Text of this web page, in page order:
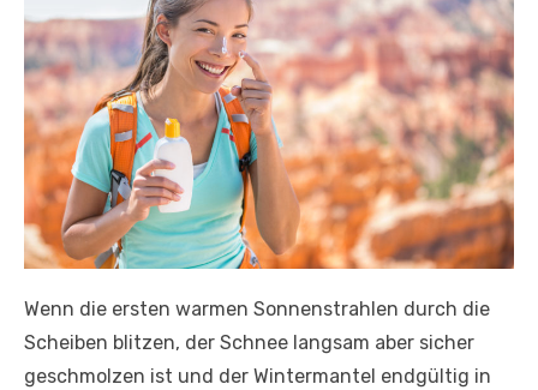
Wenn die ersten warmen Sonnenstrahlen durch die
Scheiben blitzen, der Schnee langsam aber sicher
geschmolzen ist und der Wintermantel endgültig in